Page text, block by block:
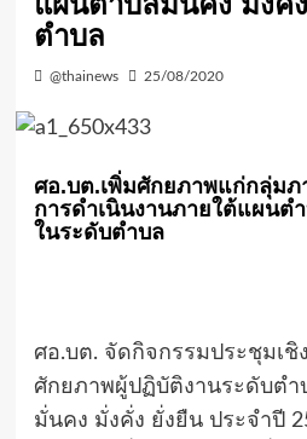
ตำบล
@thainews 25/08/2020
ศอ.บต.เพิ่มศักยภาพแก่กลุ่มภ
การดำเนินงานภายใต้แผนต
ในระดับตำบล
ศอ.บต. จัดกิจกรรมประชุมเ
ศักยภาพผู้ปฏิบัติงานระดับต
มั่นคง มั่งคั่ง ยั่งยืน ประจำปี